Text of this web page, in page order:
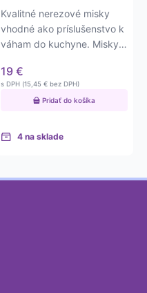
Kvalitné nerezové misky
vhodné ako príslušenstvo k
váham do kuchyne. Misky
18cm…
19 €
s DPH (15,45 € bez DPH)
Pridať do košíka
4 na sklade